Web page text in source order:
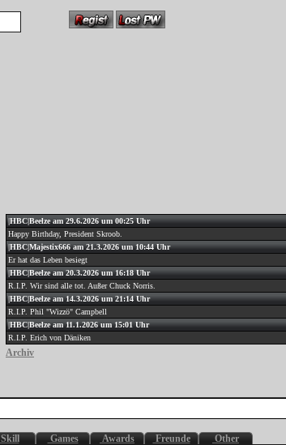
|HBC|Beelze am 29.6.2026 um 00:25 Uhr
Happy Birthday, President Skroob.
|HBC|Majestix666 am 21.3.2026 um 10:44 Uhr
Er hat das Leben besiegt
|HBC|Beelze am 20.3.2026 um 16:18 Uhr
R.I.P. Wir sind alle tot. Außer Chuck Norris.
|HBC|Beelze am 14.3.2026 um 21:14 Uhr
R.I.P. Phil "Wizzö" Campbell
|HBC|Beelze am 11.1.2026 um 15:01 Uhr
R.I.P. Erich von Däniken
Archiv
Skill Games Awards Freunde Other